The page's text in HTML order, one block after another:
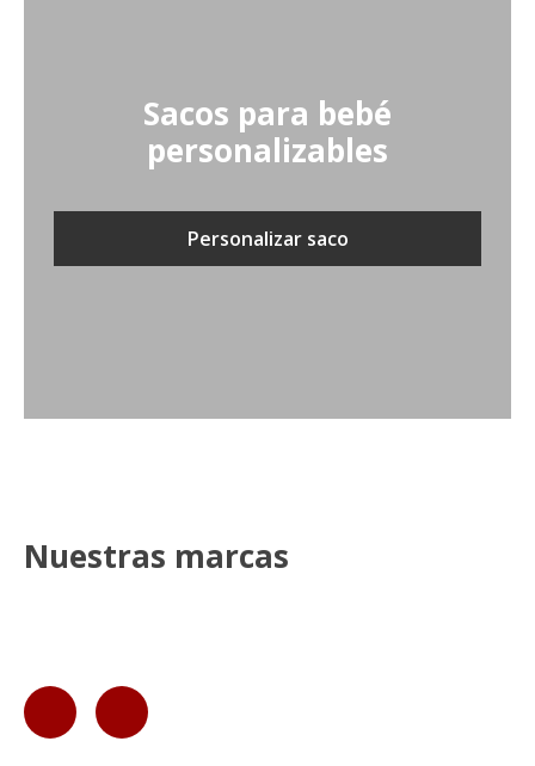
Sacos para bebé
personalizables
Personalizar saco
Nuestras marcas